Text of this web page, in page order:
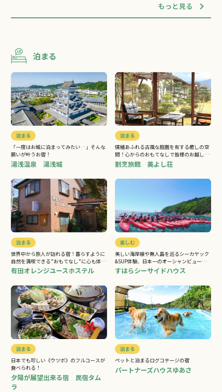
もっと見る
泊まる
泊まる
「一度はお城に泊まってみたい…」そんな
願いが叶うお宿！
湯浅温泉 湯浅城
泊まる
情緒あふれる古風な庭園を有する癒しの空
間！心からのおもてなしで皆様のお越しを
お待ちしております
割烹旅館 美よし荘
泊まる
世界中から旅人が訪れる宿！暮らすように
自然を満喫できる”おもてなし”に心も体も
リフレッシュ
有田オレンジユースホステル
楽しむ
美しい海岸線や無人島を巡るシーカヤック
&SUP体験、日本一のオーシャンビューの
宿でBBQもOK！
すはらシーサイドハウス
泊まる
日本でも珍しい《ウツボ》のフルコースが
食べられる！
夕陽が展望出来る宿 民宿タム
ラ
泊まる
ペットと泊まるログコテージの宿
パートナーズハウスゆあさ